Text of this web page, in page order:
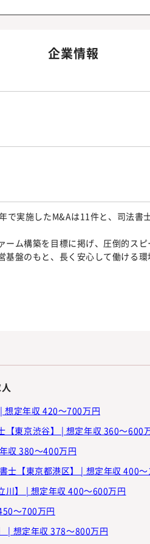
企業情報
で実施したM&Aは11件と、司法書
ム構築を目標に掲げ、圧倒的スピ
盤のもと、長く安心して働ける環
想定年収 420～700万円
【東京渋谷】 | 想定年収 360～600
収 380～400万円
士【東京都港区】 | 想定年収 400
川】 | 想定年収 400～600万円
～700万円
| 想定年収 378～800万円